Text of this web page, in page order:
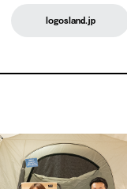
logosland.jp